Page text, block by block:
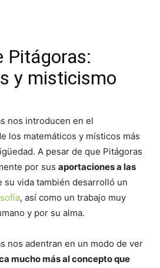
Pitágoras:
y misticismo
nos introducen en el
los matemáticos y místicos más
A pesar de que Pitágoras
por sus aportaciones a las
su vida también desarrolló un
, así como un trabajo muy
y por su alma.
nos adentran en un modo de ver
mucho más al concepto que